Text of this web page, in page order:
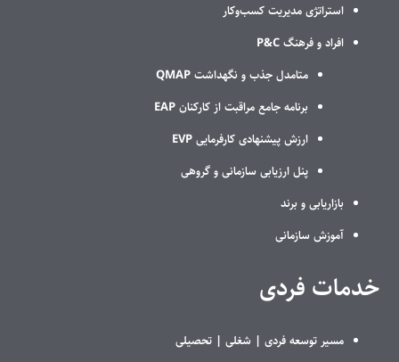
استراتژی مدیریت کسب‌وکار
افراد و فرهنگ P&C
متامدل جذب و نگهداشت QMAP
برنامه جامع مراقبت از کارکنان EAP
ارزش پیشنهادی کارفرمایی EVP
پنل ارزیابی سازمانی و گروهی
بازاریابی و برند
آموزش سازمانی
خدمات فردی
مسیر توسعه فردی | شغلی |تحصیلی